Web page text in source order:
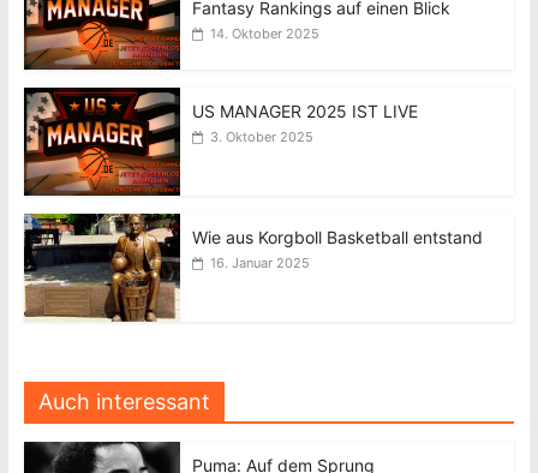
Fantasy Rankings auf einen Blick
14. Oktober 2025
US MANAGER 2025 IST LIVE
3. Oktober 2025
Wie aus Korgboll Basketball entstand
16. Januar 2025
Auch interessant
Puma: Auf dem Sprung